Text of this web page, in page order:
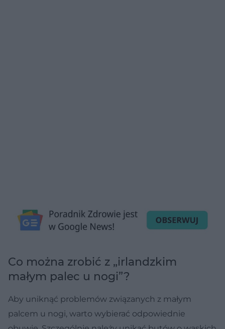
Co można zrobić z „irlandzkim
małym palec u nogi”?
Aby uniknąć problemów związanych z małym
palcem u nogi, warto wybierać odpowiednie